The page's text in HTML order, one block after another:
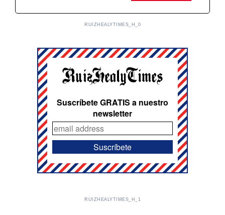
RUIZHEALYTIMES_H_0
Suscríbete GRATIS a nuestro
newsletter
RUIZHEALYTIMES_H_1